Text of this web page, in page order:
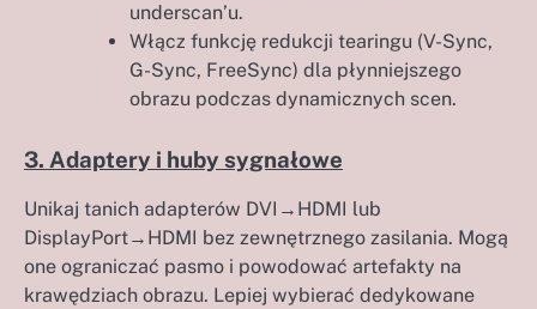
underscan’u.
Włącz funkcję redukcji tearingu (V-Sync,
G-Sync, FreeSync) dla płynniejszego
obrazu podczas dynamicznych scen.
3. Adaptery i huby sygnałowe
Unikaj tanich adapterów DVI→HDMI lub
DisplayPort→HDMI bez zewnętrznego zasilania. Mogą
one ograniczać pasmo i powodować artefakty na
krawędziach obrazu. Lepiej wybierać dedykowane